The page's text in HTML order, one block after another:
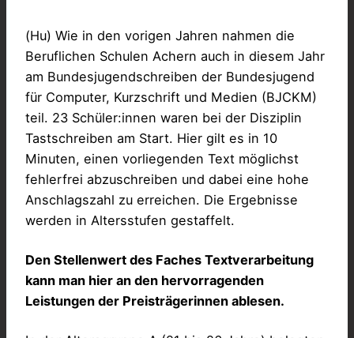
(Hu) Wie in den vorigen Jahren nahmen die
Beruflichen Schulen Achern auch in diesem Jahr
am Bundesjugendschreiben der Bundesjugend
für Computer, Kurzschrift und Medien (BJCKM)
teil. 23 Schüler:innen waren bei der Disziplin
Tastschreiben am Start. Hier gilt es in 10
Minuten, einen vorliegenden Text möglichst
fehlerfrei abzuschreiben und dabei eine hohe
Anschlagszahl zu erreichen. Die Ergebnisse
werden in Altersstufen gestaffelt.
Den Stellenwert des Faches Textverarbeitung
kann man hier an den hervorragenden
Leistungen der Preisträgerinnen ablesen.